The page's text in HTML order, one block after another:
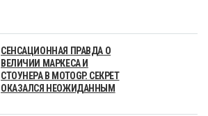
СЕНСАЦИОННАЯ ПРАВДА О
ВЕЛИЧИИ МАРКЕСА И
СТОУНЕРА В MOTOGP. СЕКРЕТ
ОКАЗАЛСЯ НЕОЖИДАННЫМ